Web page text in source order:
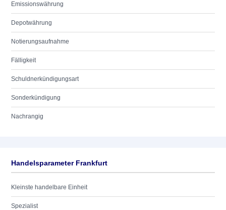
Emissionswährung
Depotwährung
Notierungsaufnahme
Fälligkeit
Schuldnerkündigungsart
Sonderkündigung
Nachrangig
Handelsparameter Frankfurt
Kleinste handelbare Einheit
Spezialist